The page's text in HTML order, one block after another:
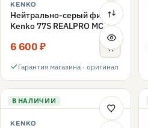
KENKO
Нейтрально-серый фильтр
Kenko 77S REALPRO MC
6 600 ₽
Гарантия магазина · оригинал
В НАЛИЧИИ
KENKO